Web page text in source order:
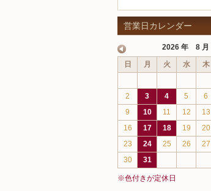
営業日カレンダー
2026 年 8 月
日
月 火 水 木
2
3 4 5 6
9
10 11 12 13
16
17 18 19 20
23
24 25 26 27
30
31
※色付きが定休日